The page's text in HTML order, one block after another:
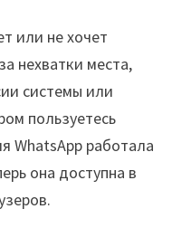
или не хочет
нехватки места,
системы или
пользуетесь
WhatsApp работала
она доступна в